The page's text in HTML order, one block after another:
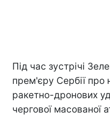
Під час зустрічі
прем'єру Сербії про
ракетно-дронових
чергової масованої